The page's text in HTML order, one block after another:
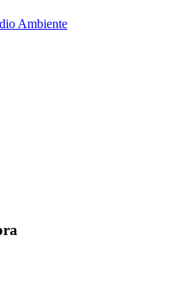
Ambiente